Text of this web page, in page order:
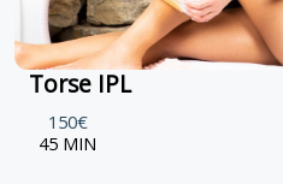
Torse IPL
150€
45 MIN